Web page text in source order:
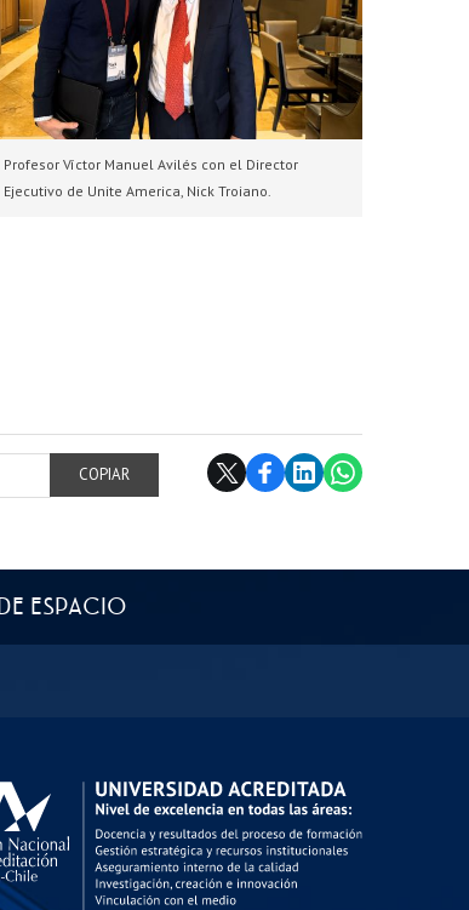
Profesor Víctor Manuel Avilés con el Director
Ejecutivo de Unite America, Nick Troiano.
COPIAR
ESPACIO